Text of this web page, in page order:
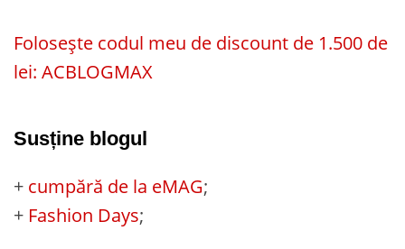
Folosește codul meu de discount de 1.500 de
lei: ACBLOGMAX
Susține blogul
+ cumpără de la eMAG;
+ Fashion Days;